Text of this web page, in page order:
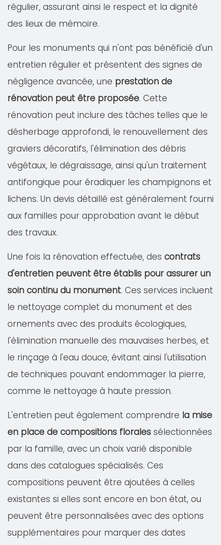
régulier, assurant ainsi le respect et la dignité
des lieux de mémoire.
Pour les monuments qui n'ont pas bénéficié d'un
entretien régulier et présentent des signes de
négligence avancée, une prestation de
rénovation peut être proposée. Cette
rénovation peut inclure des tâches telles que le
désherbage approfondi, le renouvellement des
graviers décoratifs, l'élimination des débris
végétaux, le dégraissage, ainsi qu'un traitement
antifongique pour éradiquer les champignons et
lichens. Un devis détaillé est généralement fourni
aux familles pour approbation avant le début
des travaux.
Une fois la rénovation effectuée, des contrats
d'entretien peuvent être établis pour assurer un
soin continu du monument. Ces services incluent
le nettoyage complet du monument et des
ornements avec des produits écologiques,
l'élimination manuelle des mauvaises herbes, et
le rinçage à l'eau douce, évitant ainsi l'utilisation
de techniques pouvant endommager la pierre,
comme le nettoyage à haute pression.
L'entretien peut également comprendre la mise
en place de compositions florales sélectionnées
par la famille, avec un choix varié disponible
dans des catalogues spécialisés. Ces
compositions peuvent être ajoutées à celles
existantes si elles sont encore en bon état, ou
peuvent être personnalisées avec des options
supplémentaires pour marquer des dates